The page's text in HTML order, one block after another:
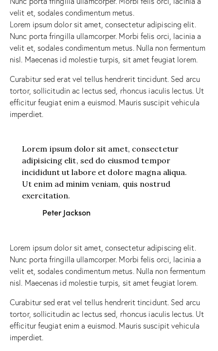
velit et, sodales condimentum metus.
Lorem ipsum dolor sit amet, consectetur adipiscing elit.
Nunc porta fringilla ullamcorper. Morbi felis orci, lacinia a
velit et, sodales condimentum metus. Nulla non fermentum
nisl. Maecenas id molestie turpis, sit amet feugiat lorem.
Curabitur sed erat vel tellus hendrerit tincidunt. Sed arcu
tortor, sollicitudin ac lectus sed, rhoncus iaculis lectus. Ut
efficitur feugiat enim a euismod. Mauris suscipit vehicula
imperdiet.
Lorem ipsum dolor sit amet, consectetur
adipisicing elit, sed do eiusmod tempor
incididunt ut labore et dolore magna aliqua.
Ut enim ad minim veniam, quis nostrud
exercitation.
Peter Jackson
Lorem ipsum dolor sit amet, consectetur adipiscing elit.
Nunc porta fringilla ullamcorper. Morbi felis orci, lacinia a
velit et, sodales condimentum metus. Nulla non fermentum
nisl. Maecenas id molestie turpis, sit amet feugiat lorem.
Curabitur sed erat vel tellus hendrerit tincidunt. Sed arcu
tortor, sollicitudin ac lectus sed, rhoncus iaculis lectus. Ut
efficitur feugiat enim a euismod. Mauris suscipit vehicula
imperdiet.